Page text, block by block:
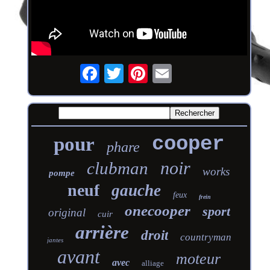
pour phare cooper
pompe clubman noir works
neuf gauche feux frein
original cuir onecooper sport
jantes arrière droit countryman
avant avec alliage moteur